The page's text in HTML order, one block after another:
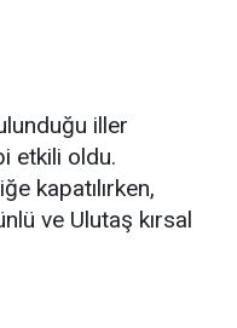
iller
etkili oldu.
kapatılırken,
ve Ulutaş kırsal